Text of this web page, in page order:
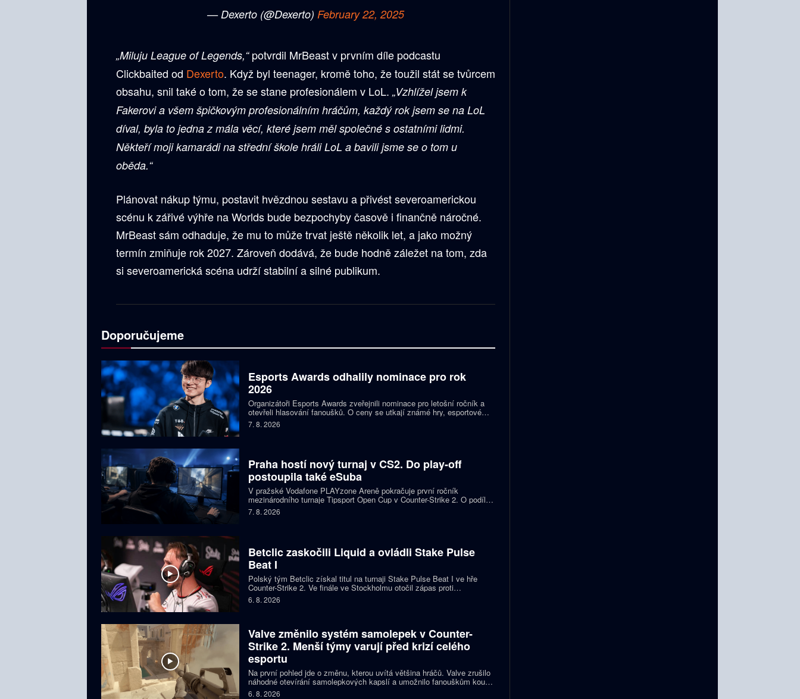
— Dexerto (@Dexerto)February 22, 2025
„Miluju League of Legends,“potvrdil MrBeast v prvním díle podcastu
Clickbaited od Dexerto. Když byl teenager, kromě toho, že toužil stát se tvůrcem
obsahu, snil také o tom, že se stane profesionálem v LoL. „Vzhlížel jsem k
Fakerovi a všem špičkovým profesionálním hráčům, každý rok jsem se na LoL
díval, byla to jedna z mála věcí, které jsem měl společné s ostatními lidmi.
Někteří moji kamarádi na střední škole hráli LoL a bavili jsme se o tom u
oběda.“
Plánovat nákup týmu, postavit hvězdnou sestavu a přivést severoamerickou
scénu k zářivé výhře na Worlds bude bezpochyby časově i finančně náročné.
MrBeast sám odhaduje, že mu to může trvat ještě několik let, a jako možný
termín zmiňuje rok 2027. Zároveň dodává, že bude hodně záležet na tom, zda
si severoamerická scéna udrží stabilní a silné publikum.
Doporučujeme
Esports Awards odhalily nominace pro rok
2026
Organizátoři Esports Awards zveřejnili nominace pro letošní ročník a
otevřeli hlasování fanoušků. O ceny se utkají známé hry, esportové
týmy, streameři i další osobnosti scény. Mezi nominovanými nechybějí
Faker, Jynxzi, Kai Cenat nebo IShowSpeed.
7. 8. 2026
Praha hostí nový turnaj v CS2. Do play-off
postoupila také eSuba
V pražské Vodafone PLAYzone Areně pokračuje první ročník
mezinárodního turnaje Tipsport Open Cup v Counter-Strike 2. O podíl z
prize poolu 11 tisíc eur a body do žebříčku VRS bojuje devět týmů.
Česká eSuba si už zajistila postup do play-off.
7. 8. 2026
Betclic zaskočili Liquid a ovládli Stake Pulse
Beat I
Polský tým Betclic získal titul na turnaji Stake Pulse Beat I ve hře
Counter-Strike 2. Ve finále ve Stockholmu otočil zápas proti
favorizovaným Liquid a zvítězil 2:1 na mapy.
6. 8. 2026
Valve změnilo systém samolepek v Counter-
Strike 2. Menší týmy varují před krizí celého
esportu
Na první pohled jde o změnu, kterou uvítá většina hráčů. Valve zrušilo
náhodné otevírání samolepkových kapslí a umožnilo fanouškům koupit
si přímo samolepku svého oblíbeného týmu nebo hráče. Podle řady
6. 8. 2026